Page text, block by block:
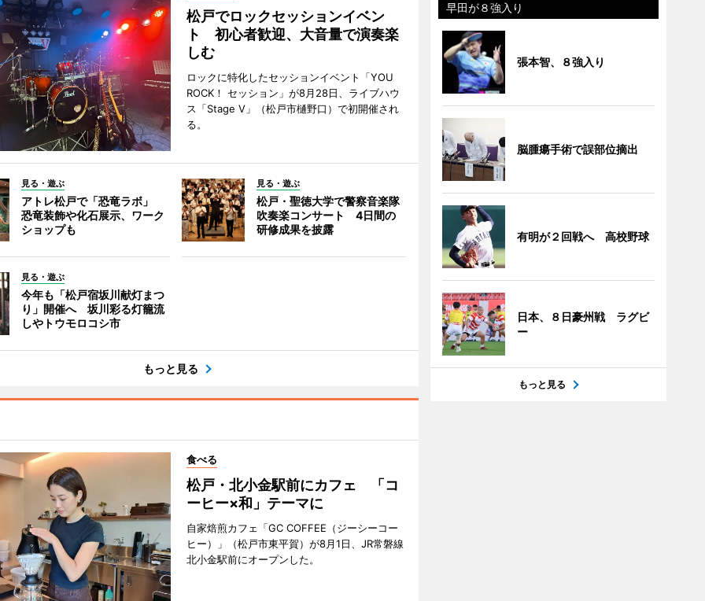
松戸でロックセッションイベン
ト 初心者歓迎、大音量で演奏楽
しむ
ロックに特化したセッションイベント「YOU
ROCK！ セッション」が8月28日、ライブハウ
ス「Stage V」（松戸市樋野口）で初開催され
る。
見る・遊ぶ
アトレ松戸で「恐竜ラボ」
恐竜装飾や化石展示、ワーク
ショップも
見る・遊ぶ
松戸・聖徳大学で警察音楽隊
吹奏楽コンサート 4日間の
研修成果を披露
見る・遊ぶ
今年も「松戸宿坂川献灯まつ
り」開催へ 坂川彩る灯籠流
しやトウモロコシ市
もっと見る
食べる
松戸・北小金駅前にカフェ 「コ
ーヒー×和」テーマに
自家焙煎カフェ「GC COFFEE（ジーシーコー
ヒー）」（松戸市東平賀）が8月1日、JR常磐線
北小金駅前にオープンした。
早田が８強入り
張本智、８強入り
脳腫瘍手術で誤部位摘出
有明が２回戦へ 高校野球
日本、８日豪州戦 ラグビ
ー
もっと見る